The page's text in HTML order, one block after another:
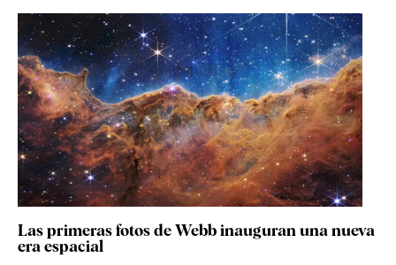
Las primeras fotos de Webb inauguran una nueva
era espacial